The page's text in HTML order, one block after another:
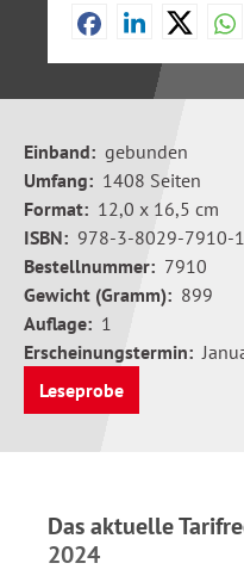
Einband: gebunden
Umfang: 1408 Seiten
Format: 12,0 x 16,5 cm
ISBN: 978-3-8029-7910-1
Bestellnummer: 7910
Gewicht (Gramm): 899
Auflage: 1
Erscheinungstermin:
Leseprobe
Das aktuelle
2024